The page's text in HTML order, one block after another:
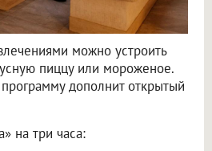
можно устроить
пиццу или мороженое.
дополнит открытый
на три часа: